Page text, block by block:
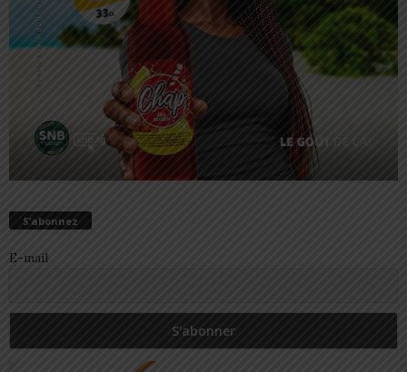
S’abonnez
E-mail